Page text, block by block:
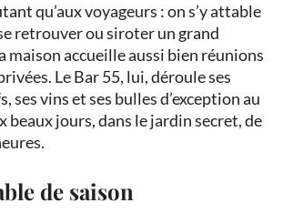
qu’aux voyageurs : on s’y attable
retrouver ou siroter un grand
maison accueille aussi bien réunions
Le Bar 55, lui, déroule ses
ses vins et ses bulles d’exception au
beaux jours, dans le jardin secret, de
de saison